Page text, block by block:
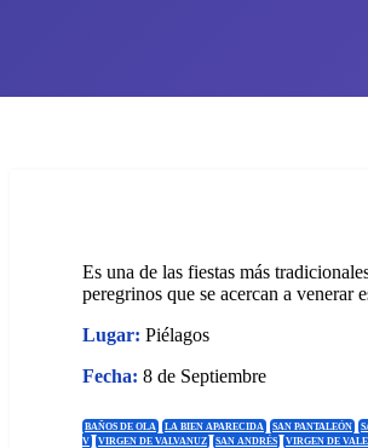
Es una de las fiestas más
peregrinos que se acercan a venerar
Lugar: Piélagos
Fecha: 8 de Septiembre
BAÑOS DE OLA LA BIEN APARECIDA SAN PANTALEÓN
V
VIRGEN DE VALVANUZ SAN ANDRÉS VIRGEN DE